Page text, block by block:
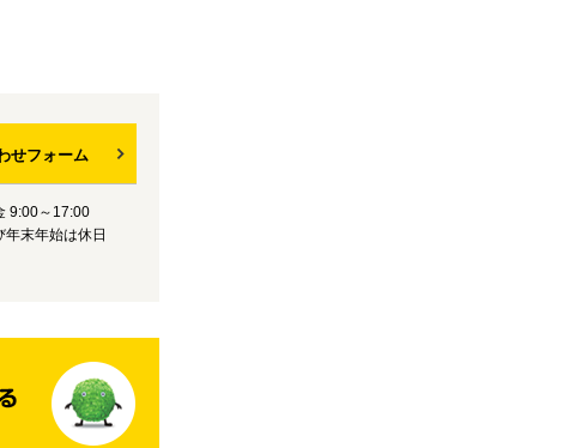
せフォーム
9:00～17:00
末年始は休日